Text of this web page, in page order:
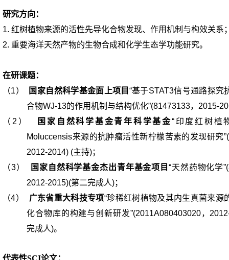
研究方向：
1. 红树植物来源的活性先导化合物发现、作用机制与构效关系
2. 重要海洋天然产物的生物合成和化学生态学功能研究。
在研课题：
（1）
国家自然科学基金面上项目 “基于STAT3信号通路探究
合物WJ-13的作用机制与结构优化”(81473133， 2015-
（2）
国家自然科学基金青年科学基金“印度红树植
Moluccensis来源的抗肿瘤活性新柠檬苦素的发现研究
2012-2014) (主持)；
（3）
国家自然科学基金杰出青年基金项目“天然药物化学
2012-2015)(第二完成人)；
（4）
广东省重大科技专项“珍稀红树植物及其内生真菌来源
化合物库的构建与创新研发”(2011A080403020，
完成人)。
代表性SCI论文：